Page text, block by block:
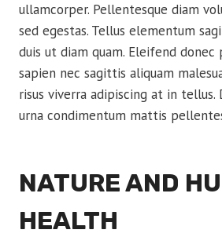
ullamcorper. Pellentesque diam
sed egestas. Tellus elementum
duis ut diam quam. Eleifend
sapien nec sagittis aliquam
risus viverra adipiscing at in
urna condimentum mattis
NATURE AND
HEALTH